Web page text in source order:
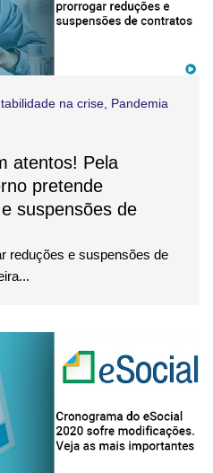
na crise, Pandemia
atentos! Pela
pretende
suspensões de
reduções e suspensões de